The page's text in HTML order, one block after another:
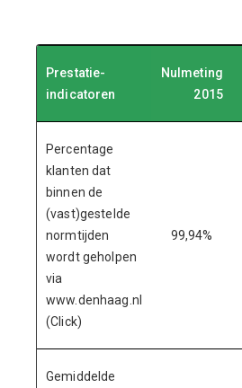
Prestatie-
indicatoren
Nulmeting
2015
Percentage
klanten dat
binnen de
(vast)gestelde
normtijden
wordt geholpen
via
www.denhaag.nl
(Click)
99,94%
Gemiddelde